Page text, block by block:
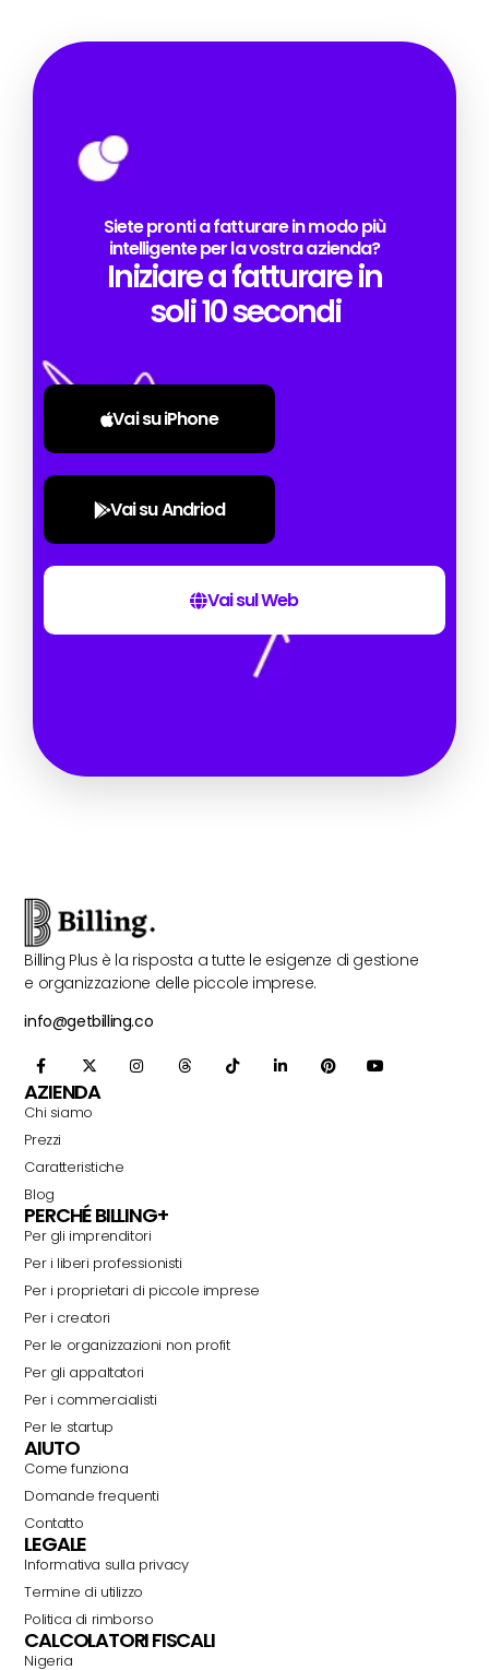
Siete pronti a fatturare in modo più
intelligente per la vostra azienda?
Iniziare a fatturare in
soli 10 secondi
Vai su iPhone
Vai su Andriod
Vai sul Web
Billing Plus è la risposta a tutte le esigenze di gestione
e organizzazione delle piccole imprese.
info@getbilling.co
AZIENDA
Chi siamo
Prezzi
Caratteristiche
Blog
PERCHÉ BILLING+
Per gli imprenditori
Per i liberi professionisti
Per i proprietari di piccole imprese
Per i creatori
Per le organizzazioni non profit
Per gli appaltatori
Per i commercialisti
Per le startup
AIUTO
Come funziona
Domande frequenti
Contatto
LEGALE
Informativa sulla privacy
Termine di utilizzo
Politica di rimborso
CALCOLATORI FISCALI
Nigeria